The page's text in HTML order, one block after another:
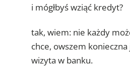
i mógłbyś wziąć kredyt?
tak, wiem: nie każdy
chce, owszem
wizyta w banku.